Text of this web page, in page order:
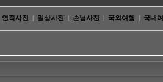
연작사진 일상사진 손님사진 국외여행 국내